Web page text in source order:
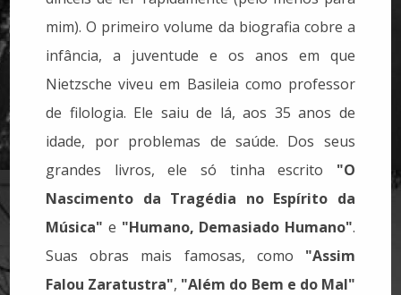
mim). O primeiro volume da biografia cobre a
infância, a juventude e os anos em que
Nietzsche viveu em Basileia como professor
de filologia. Ele saiu de lá, aos 35 anos de
idade, por problemas de saúde. Dos seus
grandes livros, ele só tinha escrito "O
Nascimento da Tragédia no Espírito da
Música" e "Humano, Demasiado Humano".
Suas obras mais famosas, como "Assim
Falou Zaratustra", "Além do Bem e do Mal"